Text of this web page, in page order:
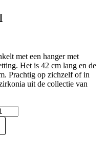
met een hanger met
Het is 42 cm lang en de
Prachtig op zichzelf of in
uit de collectie van